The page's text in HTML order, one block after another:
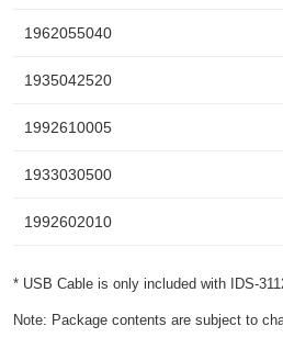
1962055040
1935042520
1992610005
1933030500
1992602010
* USB Cable is only included with IDS-
Note: Package contents are subject to